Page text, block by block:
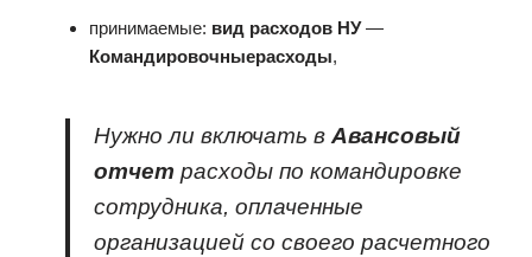
принимаемые: вид расходов НУ—
Командировочныерасходы,
Нужно ли включать вАвансовый
отчет расходы по командировке
сотрудника, оплаченные
организацией со своего расчетного